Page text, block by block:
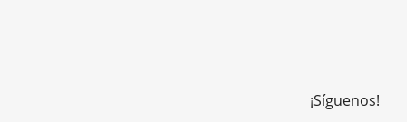
¡Síguenos!